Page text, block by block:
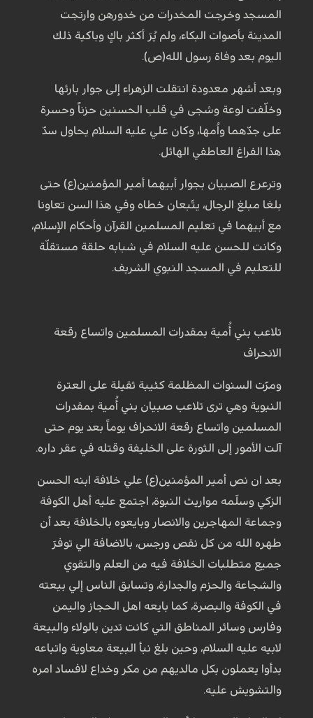
المسجد وخرجت المخدرات من خدورهن وارتجت
المدينة بأصوات البكاء، ولم يُرَ أكثر باكٍ وباكية ذلك
اليوم بعد وفاة رسول الله(ص).
وبعد أشهر معدودة انتقلت الزهراء إلى جوار بارئها
وخلّفت لوعة وشجى في قلب الحسنين حزناً وحسرة
على جدّهما واُمها، وكان علي عليه السلام يحاول سدّ
هذا الفراغ العاطفي الهائل.
وترعرع الصبيان بجوار أبيهما أمير المؤمنين(ع) حتى
بلغا مبلغ الرجال، يتّبعان خطاه وفي هذا السن تعاونا
مع أبيهما في تعليم المسلمين القرآن وأحكام الإسلام،
وكانت للحسن عليه السلام في شبابه حلقة مستقلّة
للتعليم في المسجد النبوي الشريف.
تلاعب بني أُمية بمقدرات المسلمين واتساع رقعة
الانحراف
ومرّت السنوات المظلمة كئيبة ثقيلة على العترة
النبوية وهي ترى تلاعب صبيان بني أُمية بمقدرات
المسلمين واتساع رقعة الانحراف يوماً بعد يوم حتى
آلت الأمور إلى الثورة على الخليفة وقتله في عقر داره.
بعد ان نص أمير المؤمنين(ع) علي خلافة ابنه الحسن
الزكي وسلَمه مواريث النبوة، اجتمع عليه أهل الكوفة
وجماعة المهاجرين والانصار وبايعوه بالخلافة بعد أن
طهره الله من كل نقص ورجس، بالاضافة الي توفرَ
جميع متطلبات الخلافة فيه من العلم والتقوي
والشجاعة والحزم والجدارة، وتسابق الناس إلي بيعته
في الكوفة والبصرة، كما بايعه اهل الحجاز واليمن
وفارس وسائر المناطق التي كانت تدين بالولاء والبيعة
لابيه عليه السلام، وحين بلغ نبأ البيعة معاوية واتباعه
بدأوا يعملون بكل مالديهم من مكر وخداع لافساد امره
والتشويش عليه.